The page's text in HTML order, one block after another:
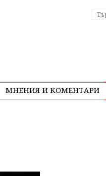
МНЕНИЯ И КОМЕНТАРИ